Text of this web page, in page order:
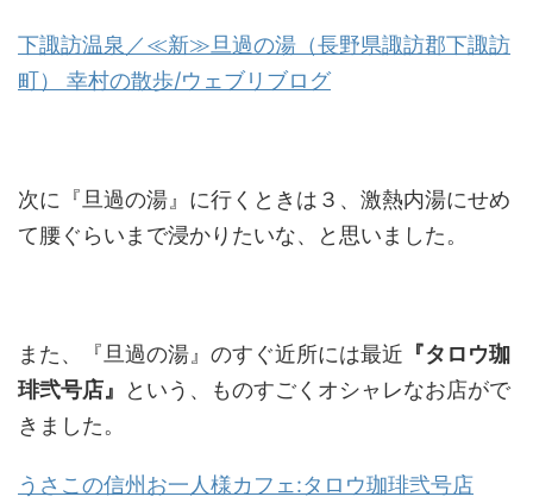
下諏訪温泉／≪新≫旦過の湯（長野県諏訪郡下諏訪
町） 幸村の散歩/ウェブリブログ
次に『旦過の湯』に行くときは３、激熱内湯にせめ
て腰ぐらいまで浸かりたいな、と思いました。
また、『旦過の湯』のすぐ近所には最近 『タロウ珈
琲弐号店』
という、ものすごくオシャレなお店がで
きました。
うさこの信州お一人様カフェ:タロウ珈琲弐号店